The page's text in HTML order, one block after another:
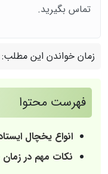
تماس بگیرید.
زمان خواندن این مطلب:
فهرست محتوا
انواع یخچال
نکات مهم در